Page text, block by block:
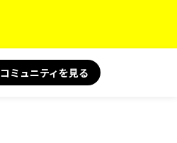
コミュニティを見る